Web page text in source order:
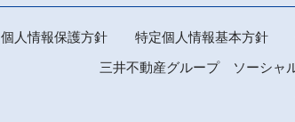
個人情報保護方針 特定個人情報基本方針
三井不動産グループ ソーシャ